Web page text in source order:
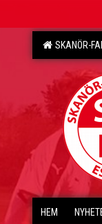
SKANÖR-
HEM